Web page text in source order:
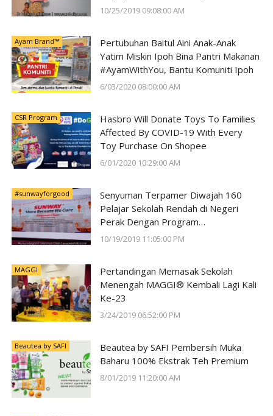
10/25/2019 09:08:00 AM
Ayam Brand™
Pertubuhan Baitul Aini Anak-Anak
Yatim Miskin Ipoh Bina Pantri Makanan
#AyamWithYou, Bantu Komuniti Ipoh
6/03/2020 08:00:00 AM
CSR Program
Hasbro Will Donate Toys To Families
Affected By COVID-19 With Every
Toy Purchase On Shopee
6/01/2020 10:29:00 AM
#sunwayforgood
Senyuman Terpamer Diwajah 160
Pelajar Sekolah Rendah di Negeri
Perak Dengan Program
#SunwayForGood Deepavali Cheer di
10/19/2019 11:05:00 PM
MAGGI
Pertandingan Memasak Sekolah
Menengah MAGGI® Kembali Lagi Kali
Ke-23
3/24/2019 06:52:00 PM
Beautea by SAFI
Beautea by SAFI Pembersih Muka
Baharu 100% Ekstrak Teh Premium
8/01/2019 11:20:00 AM